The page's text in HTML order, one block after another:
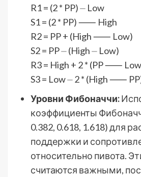
R1 = (2 * PP) ⏤ Low
S1 = (2 * PP) ⸺ High
R2 = PP + (High ⸺ Low)
S2 = PP ⏤ (High ⏤ Low)
R3 = High + 2 * (PP ⸺
S3 = Low ⏤ 2 * (High ⸺
Уровни Фибоначчи:
коэффициенты
0.382, 0.618, 1.618) для
поддержки и
относительно пивота.
считаются важными,